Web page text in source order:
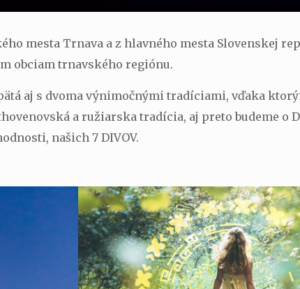
mesta Trnava a z hlavného mesta Slovenskej
obciam trnavského regiónu.
aj s dvoma výnimočnými tradíciami, vďaka
a ružiarska tradícia, aj preto budeme
našich 7 DIVOV.